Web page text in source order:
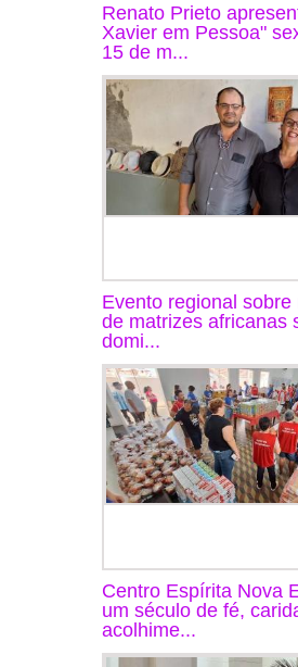
Renato Prieto
Xavier em Pessoa"
15 de m...
Evento regional sobre
de matrizes africanas
domi...
Centro Espírita Nova
um século de fé,
acolhime...